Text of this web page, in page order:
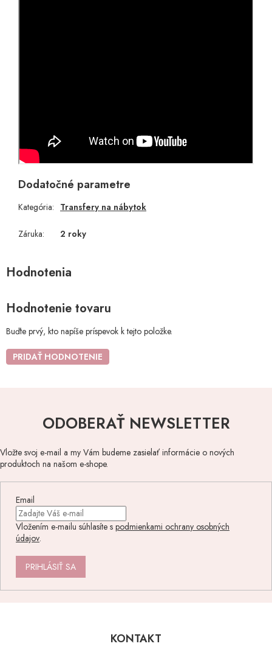
Dodatočné parametre
Kategória: Transfery na nábytok
Záruka: 2 roky
Hodnotenie tovaru
Buďte prvý, kto napíše príspevok k tejto položke.
PRIDAŤ HODNOTENIE
ODOBERAŤ NEWSLETTER
Vložte svoj e-mail a my Vám budeme zasielať informácie o nových
produktoch na našom e-shope.
Email
Vložením e-mailu súhlasíte s podmienkami ochrany osobných
údajov.
PRIHLÁSIŤ SA
KONTAKT